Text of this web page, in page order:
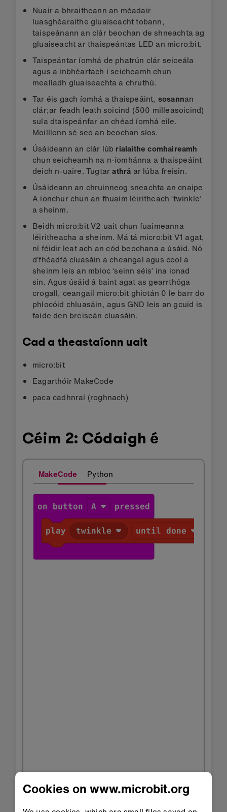
Nuair a bhraitheann an méadair
luasghéaraithe gluaiseacht tobann,
taispeánann an clár beochan de shneachta ag
gluaiseacht ar thaispeántas LED an micro:bit.
Taispeántar íomhá de phatrún clár seiceála
agus a inbhéartach i seicheamh chun
mealladh gluaiseachta a chruthú.
Tar éis gach íomhá a thaispeáint, sosannan
clár;ar feadh leath soicind (500 milleasoicind)
sula dtaispeánfar an chéad íomhá eile.
Moillíonn sé seo an beochan síos.
Úsáideann an clár lúb rialaithe comhaireamh
chun seicheamh na n-íomhánna a thaispeáint
deich n-uaire. Tugtarathrá ar lúba freisin.
Úsáideann an chruinneog sneachta an cnaipe
A ionchur chun an fhuaim léiritheach ‘twinkle’
a sheinm.
Beidh micro:bit V2 uait chun fuaimeanna
léiritheacha a sheinm. Má tá micro:bit V1 agat,
ní féidir leat ach an cód beochana a úsáid. Nó
d’fhéadfá cluasáin a cheangal agus ceol a
sheinm leis an mbloc ‘seinn séis’ ina ionad
sin. Agus úsáid á baint agat as gearrthóga
crogall, ceangail micro:bit ghiotán 0 le barr do
phlocóid chluasáin, agus GND leis an gcuid is
faide den breiseán cluasáin.
Cad a theastaíonn uait
micro:bit
Eagarthóir MakeCode
paca cadhnraí (roghnach)
Céim 2: Códaigh é
MakeCode Python
Cookies on www.microbit.org